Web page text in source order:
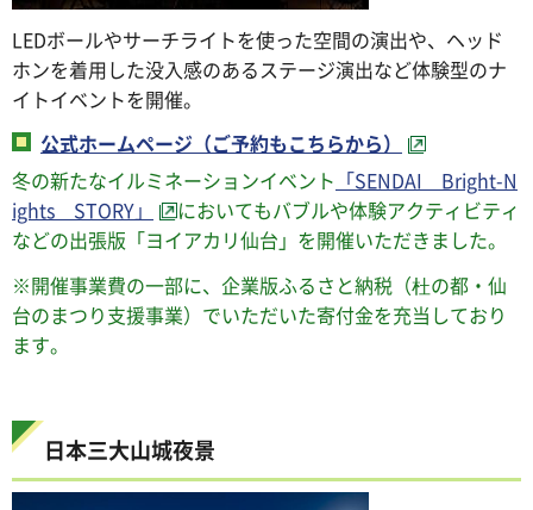
LEDボールやサーチライトを使った空間の演出や、ヘッド
ホンを着用した没入感のあるステージ演出など体験型のナ
イトイベントを開催。
公式ホームページ（ご予約もこちらから）
冬の新たなイルミネーションイベント 「SENDAI Bright-N
ights STORY」
においてもバブルや体験アクティビティ
などの出張版「ヨイアカリ仙台」を開催いただきました。
※開催事業費の一部に、企業版ふるさと納税（杜の都・仙
台のまつり支援事業）でいただいた寄付金を充当しており
ます。
日本三大山城夜景